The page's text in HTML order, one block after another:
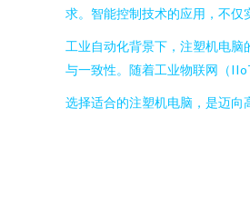
求。智能控制技术的应用，不仅
工业自动化背景下，注塑机电
与一致性。随着工业物联网（
选择适合的注塑机电脑，是迈向